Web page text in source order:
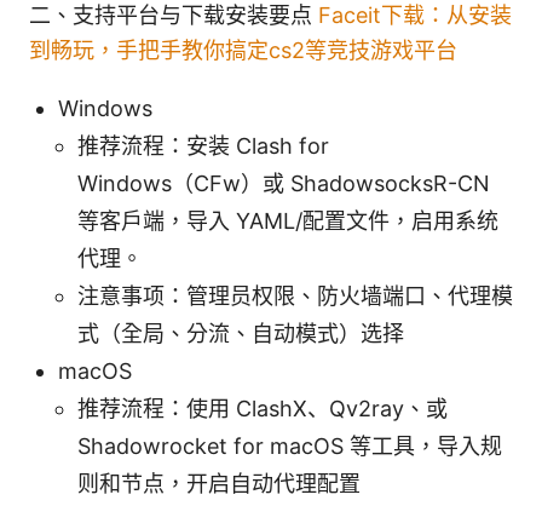
二、支持平台与下载安装要点 Faceit下载：从安装
到畅玩，手把手教你搞定cs2等竞技游戏平台
Windows
推荐流程：安装 Clash for
Windows（CFw）或 ShadowsocksR-CN
等客户端，导入 YAML/配置文件，启用系统
代理。
注意事项：管理员权限、防火墙端口、代理模
式（全局、分流、自动模式）选择
macOS
推荐流程：使用 ClashX、Qv2ray、或
Shadowrocket for macOS 等工具，导入规
则和节点，开启自动代理配置